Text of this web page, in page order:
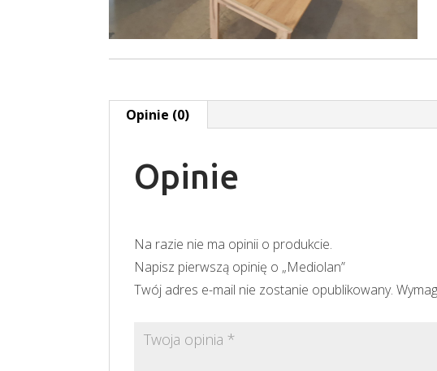
Opinie (0)
Opinie
Na razie nie ma opinii o produkcie.
Napisz pierwszą opinię o „Mediolan”
Twój adres e-mail nie zostanie opublikowany.